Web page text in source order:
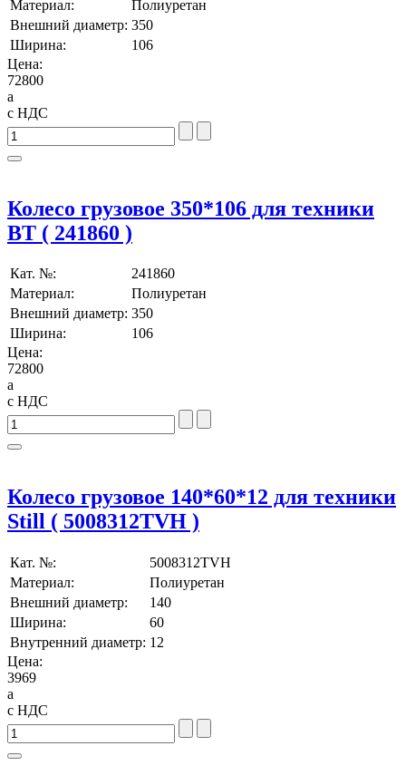
Материал:
Полиуретан
Внешний диаметр: 350
Ширина:
106
Цена:
72800
a
с НДС
Колесо грузовое 350*106 для техники
BT ( 241860 )
Кат. №:
241860
Материал:
Полиуретан
Внешний диаметр: 350
Ширина:
106
Цена:
72800
a
с НДС
Колесо грузовое 140*60*12 для техники
Still ( 5008312TVH )
Кат. №:
5008312TVH
Материал:
Полиуретан
Внешний диаметр:
140
Ширина:
60
Внутренний диаметр: 12
Цена:
3969
a
с НДС